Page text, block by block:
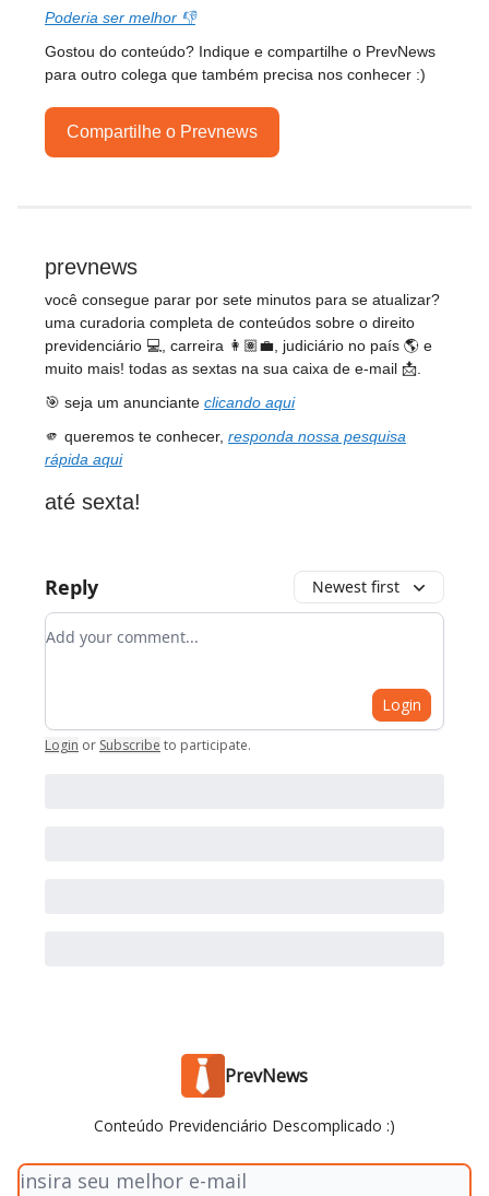
Poderia ser melhor 👎
Gostou do conteúdo? Indique e compartilhe o PrevNews
para outro colega que também precisa nos conhecer :)
Compartilhe o Prevnews
prevnews
você consegue parar por sete minutos para se atualizar?
uma curadoria completa de conteúdos sobre o direito
previdenciário 💻, carreira 👩🏽‍💼, judiciário no país 🌎 e
muito mais! todas as sextas na sua caixa de e-mail 📩.
🎯 seja um anunciante clicando aqui
🫵 queremos te conhecer, responda nossa pesquisa
rápida aqui
até sexta!
Reply Newest first
Add your comment
Login
Login or Subscribe to participate.
PrevNews
Conteúdo Previdenciário Descomplicado :)